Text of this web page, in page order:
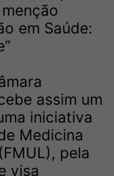
em Saúde:
assim um
iniciativa
Medicina
pela
visa